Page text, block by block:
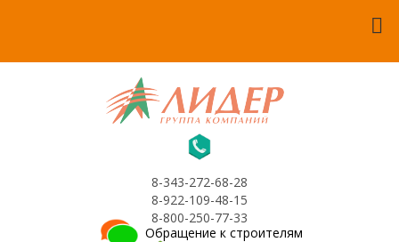
8-343-272-68-28
8-922-109-48-15
8-800-250-77-33
Обращение к строителям